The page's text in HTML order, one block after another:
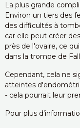
La plus grande
Environ un tiers des
des difficultés à
car elle peut créer
près de l'ovaire, ce
dans la trompe de
Cependant, cela ne
atteintes
- cela pourrait leur
Pour plus